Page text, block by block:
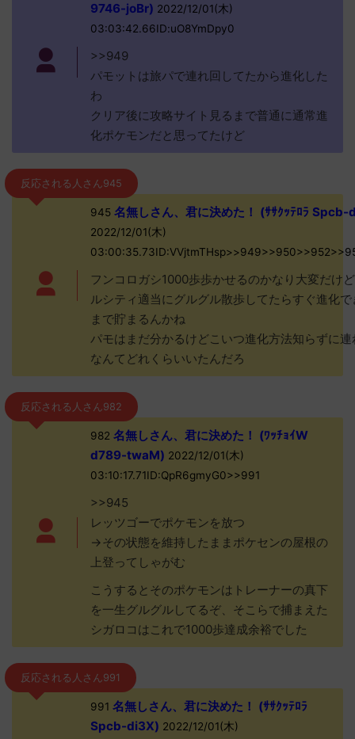
9746-joBr) 2022/12/01(木)
03:03:42.66ID:uO8YmDpy0
>>949
パモットは旅パで連れ回してたから進化した
わ
クリア後に攻略サイト見るまで普通に通常進
化ポケモンだと思ってたけど
反応される人さん945
945名無しさん、君に決めた！ (ｻｻｸｯﾃﾛﾗ Spcb-
2022/12/01(木)
フンコロガシ1000歩歩かせるのかなり大変だけ
ルシティ適当にグルグル散歩してたらすぐ進化
まで貯まるんかね
パモはまだ分かるけどこいつ進化方法知らずに
なんてどれくらいいたんだろ
反応される人さん982
982 名無しさん、君に決めた！ (ﾜｯﾁｮｲW
d789-twaM) 2022/12/01(木)
03:10:17.71ID:QpR6gmyG0>>991
>>945
レッツゴーでポケモンを放つ
→その状態を維持したままポケセンの屋根の
上登ってしゃがむ
こうするとそのポケモンはトレーナーの真下
を一生グルグルしてるぞ、そこらで捕まえた
シガロコはこれで1000歩達成余裕でした
反応される人さん991
991 名無しさん、君に決めた！ (ｻｻｸｯﾃﾛﾗ
Spcb-di3X) 2022/12/01(木)